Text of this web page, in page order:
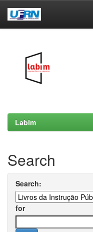
Labim
Search
Search:
for